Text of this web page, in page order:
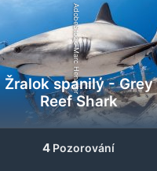
AdobeStock-Marc Henauer
Žralok spanilý - Grey
Reef Shark
4 Pozorování